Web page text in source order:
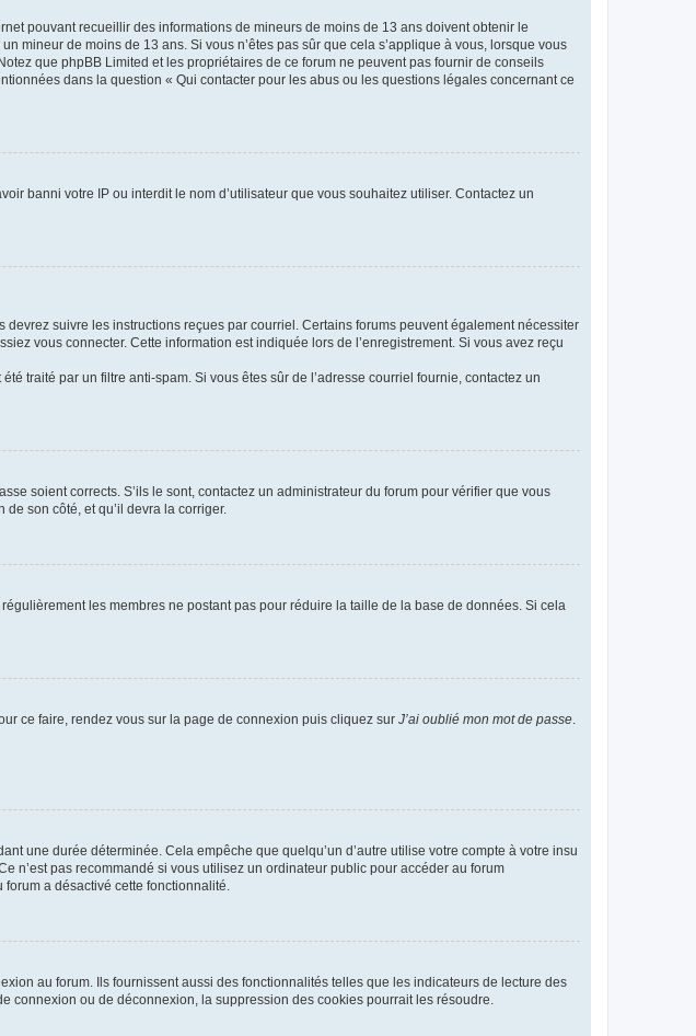
pouvant recueillir des informations de mineurs de moins de 13 ans doivent obtenir le
mineur de moins de 13 ans. Si vous n’êtes pas sûr que cela s’applique à vous, lorsque vous
que phpBB Limited et les propriétaires de ce forum ne peuvent pas fournir de conseils
dans la question « Qui contacter pour les abus ou les questions légales concernant ce
banni votre IP ou interdit le nom d’utilisateur que vous souhaitez utiliser. Contactez un
suivre les instructions reçues par courriel. Certains forums peuvent également nécessiter
vous connecter. Cette information est indiquée lors de l’enregistrement. Si vous avez reçu
traité par un filtre anti-spam. Si vous êtes sûr de l’adresse courriel fournie, contactez un
soient corrects. S’ils le sont, contactez un administrateur du forum pour vérifier que vous
son côté, et qu’il devra la corriger.
les membres ne postant pas pour réduire la taille de la base de données. Si cela
ce faire, rendez vous sur la page de connexion puis cliquez sur J’ai oublié mon mot de passe
une durée déterminée. Cela empêche que quelqu’un d’autre utilise votre compte à votre insu
n’est pas recommandé si vous utilisez un ordinateur public pour accéder au forum
a désactivé cette fonctionnalité.
au forum. Ils fournissent aussi des fonctionnalités telles que les indicateurs de lecture des
connexion ou de déconnexion, la suppression des cookies pourrait les résoudre.